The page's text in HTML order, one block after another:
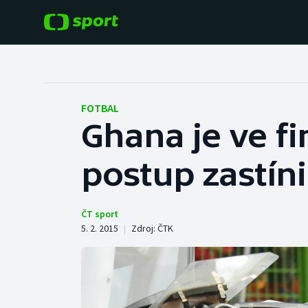
Hokej
Tenis
Cyklistika
Baseball a softbal
Basketbal
Boby a skeleton
Box
FOTBAL
Ghana je ve
postup
ČT sport
5. 2. 2015 | Zdroj: ČTK